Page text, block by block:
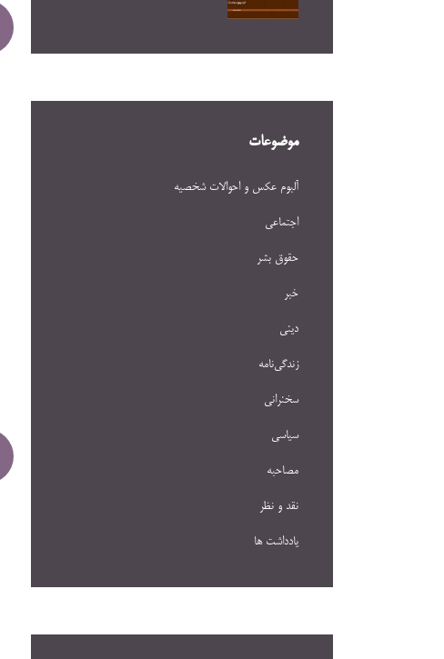
موضوعات
آلبوم عکس و احوالات شخصيه
اجتماعی
حقوق بشر
خبر
دینی
زندگی‌نامه
سخنرانی
سیاسی
مصاحبه
نقد و نظر
یادداشت ها